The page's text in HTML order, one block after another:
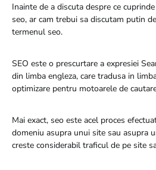
Inainte de a discuta despre ce
seo, ar cam trebui sa discutam putin
termenul seo.
SEO este o prescurtare a expresiei
din limba engleza, care tradusa in
optimizare pentru motoarele de
Mai exact, seo este acel proces
domeniu asupra unui site sau asupra
creste considerabil traficul de pe site